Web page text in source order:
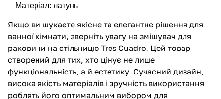
Матеріал: латунь
Якщо ви шукаєте якісне та елегантне рішення для
ванної кімнати, зверніть увагу на змішувач для
раковини на стільницю Tres Cuadro. Цей товар
створений для тих, хто цінує не лише
функціональність, а й естетику. Сучасний дизайн,
висока якість матеріалів і зручність використання
роблять його оптимальним вибором для